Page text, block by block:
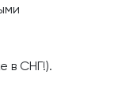
в СНГ!).